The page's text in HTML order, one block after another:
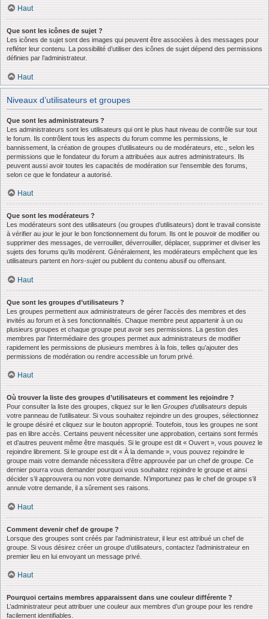
Haut
Que sont les icônes de sujet ?
Les icônes de sujet sont des images qui peuvent être associées à des messages pour
refléter leur contenu. La possibilité d’utiliser des icônes de sujet dépend des permissions
définies par l’administrateur.
Haut
Niveaux d’utilisateurs et groupes
Que sont les administrateurs ?
Les administrateurs sont les utilisateurs qui ont le plus haut niveau de contrôle sur tout
le forum. Ils contrôlent tous les aspects du forum comme les permissions, le
bannissement, la création de groupes d’utilisateurs ou de modérateurs, etc., selon les
permissions que le fondateur du forum a attribuées aux autres administrateurs. Ils
peuvent aussi avoir toutes les capacités de modération sur l’ensemble des forums,
selon ce que le fondateur a autorisé.
Haut
Que sont les modérateurs ?
Les modérateurs sont des utilisateurs (ou groupes d’utilisateurs) dont le travail consiste
à vérifier au jour le jour le bon fonctionnement du forum. Ils ont le pouvoir de modifier ou
supprimer des messages, de verrouiller, déverrouiller, déplacer, supprimer et diviser les
sujets des forums qu’ils modèrent. Généralement, les modérateurs empêchent que les
utilisateurs partent en hors-sujetou publient du contenu abusif ou offensant.
Haut
Que sont les groupes d’utilisateurs ?
Les groupes permettent aux administrateurs de gérer l’accès des membres et des
invités au forum et à ses fonctionnalités. Chaque membre peut appartenir à un ou
plusieurs groupes et chaque groupe peut avoir ses permissions. La gestion des
membres par l’intermédiaire des groupes permet aux administrateurs de modifier
rapidement les permissions de plusieurs membres à la fois, telles qu’ajouter des
permissions de modération ou rendre accessible un forum privé.
Haut
Où trouver la liste des groupes d’utilisateurs et comment les rejoindre ?
Pour consulter la liste des groupes, cliquez sur le lien Groupes d’utilisateurs depuis
votre panneau de l’utilisateur. Si vous souhaitez rejoindre un des groupes, sélectionnez
le groupe désiré et cliquez sur le bouton approprié. Toutefois, tous les groupes ne sont
pas en libre accès. Certains peuvent nécessiter une approbation, certains sont fermés
et d’autres peuvent même être masqués. Si le groupe est dit « Ouvert », vous pouvez le
rejoindre librement. Si le groupe est dit « À la demande », vous pouvez rejoindre le
groupe mais votre demande nécessitera d’être approuvée par un chef de groupe. Ce
dernier pourra vous demander pourquoi vous souhaitez rejoindre le groupe et ainsi
décider s’il approuvera ou non votre demande. N’importunez pas le chef de groupe s’il
annule votre demande, il a sûrement ses raisons.
Haut
Comment devenir chef de groupe ?
Lorsque des groupes sont créés par l’administrateur, il leur est attribué un chef de
groupe. Si vous désirez créer un groupe d’utilisateurs, contactez l’administrateur en
premier lieu en lui envoyant un message privé.
Haut
Pourquoi certains membres apparaissent dans une couleur différente ?
L’administrateur peut attribuer une couleur aux membres d’un groupe pour les rendre
facilement identifiables.